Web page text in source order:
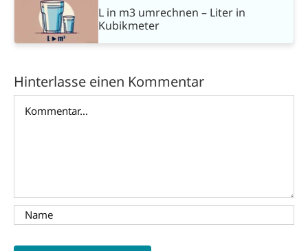
L in m3 umrechnen – Liter in
Kubikmeter
Hinterlasse einen Kommentar